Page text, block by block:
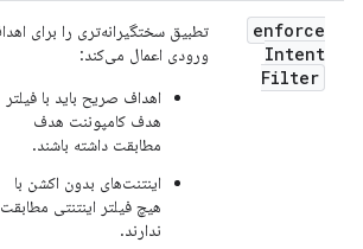
enforce
Intent
Filter
تطبیق سختگیرانه‌تری را برای
ورودی اعمال می‌کند:
اهداف صریح باید با فیلتر
هدف کامپوننت هدف
مطابقت داشته باشند.
اینتنت‌های بدون اکشن با
هیچ فیلتر اینتنتی مطابقت
ندارند.